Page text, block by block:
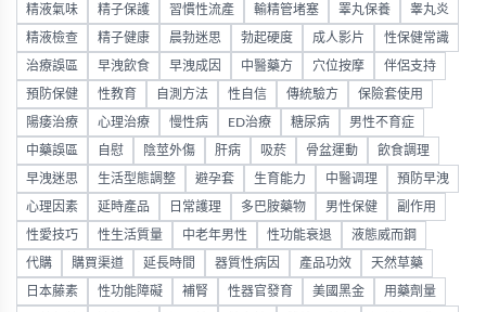
精液氣味 精子保護 習慣性流產 輸精管堵塞 睪丸保養 睾丸炎
精液檢查 精子健康 晨勃迷思 勃起硬度 成人影片 性保健常識
治療誤區 早洩飲食 早洩成因 中醫藥方 穴位按摩 伴侶支持
預防保健 性教育 自測方法 性自信 傳統驗方 保險套使用
陽痿治療 心理治療 慢性病 ED治療 糖尿病 男性不育症
中藥誤區 自慰 陰莖外傷 肝病 吸菸 骨盆運動 飲食調理
早洩迷思 生活型態調整 避孕套 生育能力 中醫调理 預防早洩
心理因素 延時產品 日常護理 多巴胺藥物 男性保健 副作用
性愛技巧 性生活質量 中老年男性 性功能衰退 液態威而鋼
代購 購買渠道 延長時間 器質性病因 產品功效 天然草藥
日本藤素 性功能障礙 補腎 性器官發育 美國黑金 用藥劑量